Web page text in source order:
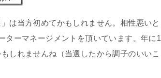
は当方初めてかもしれません。相性悪いと
ターマネージメントを頂いています。年に1
しれませんね（当選したから調子のいいこ